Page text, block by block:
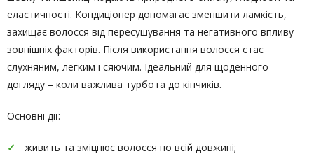
еластичності. Кондиціонер допомагає зменшити ламкість,
захищає волосся від пересушування та негативного впливу
зовнішніх факторів. Після використання волосся стає
слухняним, легким і сяючим. Ідеальний для щоденного
догляду – коли важлива турбота до кінчиків.
Основні дії:
живить та зміцнює волосся по всій довжині;